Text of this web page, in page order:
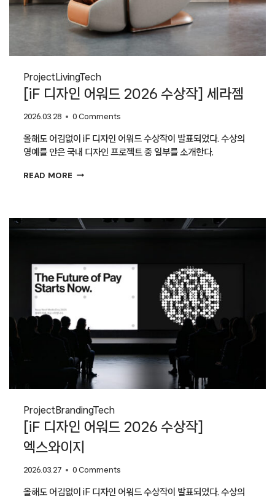
ProjectLivingTech
[iF 디자인 어워드 2026 수상작] 세라젬
2026.03.28 0 Comments
올해도 어김없이 iF 디자인 어워드 수상작이 발표되었다. 수상의
영예를 안은 국내 디자인 프로젝트 중 일부를 소개한다.
READ MORE [IF
수상작]
세라젬
ProjectBrandingTech
[iF 디자인 어워드 2026 수상작]
엑스와이지
2026.03.27 0 Comments
올해도 어김없이 iF 디자인 어워드 수상작이 발표되었다. 수상의